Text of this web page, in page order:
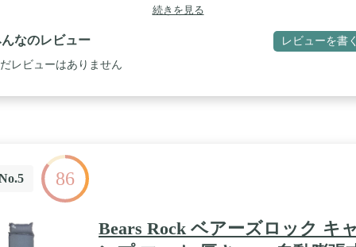
続きを見る
なのレビュー レビューを書く
だレビューはありません
86
Bears Rock ベアーズロック キャ